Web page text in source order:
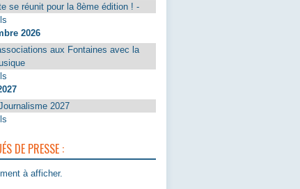
se réunit pour la 8ème édition ! -
2026
aux Fontaines avec la
2027
DE PRESSE :
à afficher.